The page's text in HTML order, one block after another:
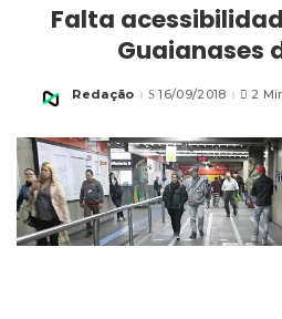
Falta
Guaianases
Posted
Redação 16/09/2018 2